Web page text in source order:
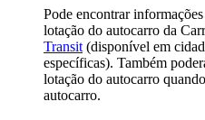
Pode encontrar
lotação do autocarro da
Transit (disponível em
específicas). Também
lotação do autocarro
autocarro.